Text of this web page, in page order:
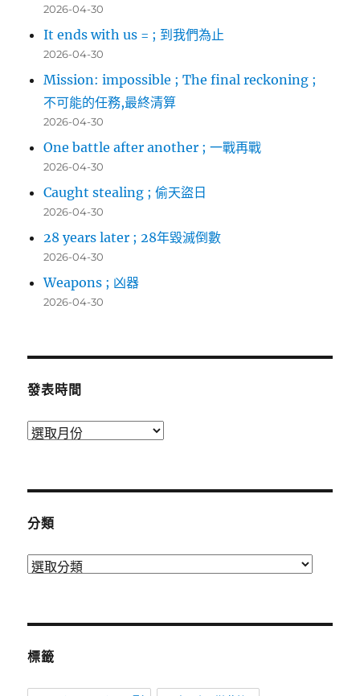
2026-04-30
It ends with us = ; 到我們為止
2026-04-30
Mission: impossible ; The final reckoning ;
不可能的任務,最終清算
2026-04-30
One battle after another ; 一戰再戰
2026-04-30
Caught stealing ; 偷天盜日
2026-04-30
28 years later ; 28年毀滅倒數
2026-04-30
Weapons ; 凶器
2026-04-30
發表時間
發
分類
分
標籤